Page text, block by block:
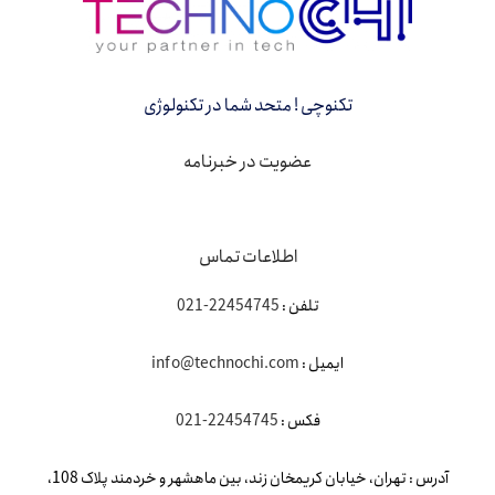
تکنوچی ! متحد شما در تکنولوژی
عضویت در خبرنامه
اطلاعات تماس
تلفن :22454745-021
ایمیل :info@technochi.com
فکس :22454745-021
آدرس : تهران، خیابان کریمخان زند، بین ماهشهر و خردمند پلاک 108،